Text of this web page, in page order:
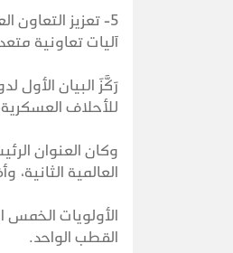
5- تعزيز التعاون
آليات تعاونية
رَكَّزَ البيان الأول
للأحلاف
وكان العنوان
العالمية
الأولويات
القطب الواحد.